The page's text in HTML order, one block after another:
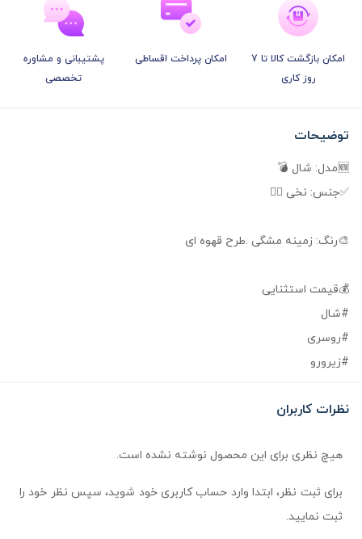
امکان بازگشت کالا تا 7
روز کاری
امکان پرداخت اقساطی
پشتیبانی و مشاوره
تخصصی
توضیحات
🆕️مدل: شال 💣
✅جنس: نخی ❤️‍🔥
🎨رنگ: زمینه مشگی .طرح قهوه ای
💰قیمت استثنایی
#شال
#روسری
#زیرورو
نظرات کاربران
هیچ نظری برای این محصول نوشته نشده است.
برای ثبت نظر، ابتدا وارد حساب کاربری خود شوید، سپس نظر خود را
ثبت نمایید.